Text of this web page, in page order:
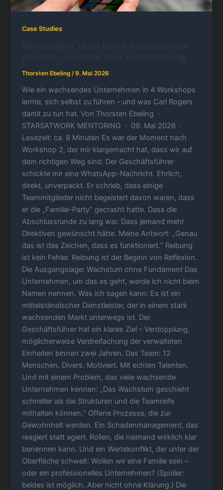
Case Studies
Thorsten Ebeling/9. Mai 2026
Wie ein wachsendes Unternehmen in 4 Workshops
lernte, sich selbst zu führen – und was Carl Rogers
damit zu tun hat. Von Thorsten Ebeling ·
STARSATWORK MENTORING · 09. Mai 2026 ·
Lesezeit: ca. 8 Minuten Es war der Moment nach
Workshop 2, der mir klargemacht hat, dass wir auf
dem richtigen Weg sind. Der Geschäftsführer
schickte mir eine WhatsApp-Nachricht. Ehrlich,
direkt, unverpackt. Er schrieb, dass einige
Teammitglieder nicht begeistert davon waren, dass
er die „Familie-Party“ gecrasht hatte. Dass die
Abschlussrunde zu lang war. Dass jemand mehr
Direktiven gewünscht hätte. Meine Antwort: „Genau
das ist das Zeichen, dass es funktioniert.“ Reibung
ist kein Fehler. Reibung ist der Beginn von Reflexion.
Die Ausgangslage: Wachstum ohne Fundament Das
Unternehmen, um das es geht, werde ich nicht beim
Namen nennen. Was ich sagen kann: Es ist ein
mittelständischer Dienstleister, der in einem stark
wachsenden Markt unterwegs ist. Der
Geschäftsführer hat ein klares Ziel – Verdopplung,
möglicherweise Verdreifachung der verwalteten
Einheiten binnen zwei Jahren. Das Team: 12
Menschen. Divers. Motiviert. Mit echten Talenten.
Und mit einem Problem, das viele wachsende
Unternehmen kennen: „Das Wachstum geschieht
schneller als die Strukturen und die Teamreife
mithalten können.“ Offene Prozesse, die zur
Gewohnheit werden. Ein Schadenmanagement, das
reagiert statt agiert. Rollen, die niemand wirklich klar
benennen kann. Und ein Wertekonflikt, der unter der
Oberfläche schwelt: Wollen wir eine Familie sein –
oder ein professionelles Unternehmen? (Spoiler:
beides ist möglich. Aber nicht ohne Klärung.) Die